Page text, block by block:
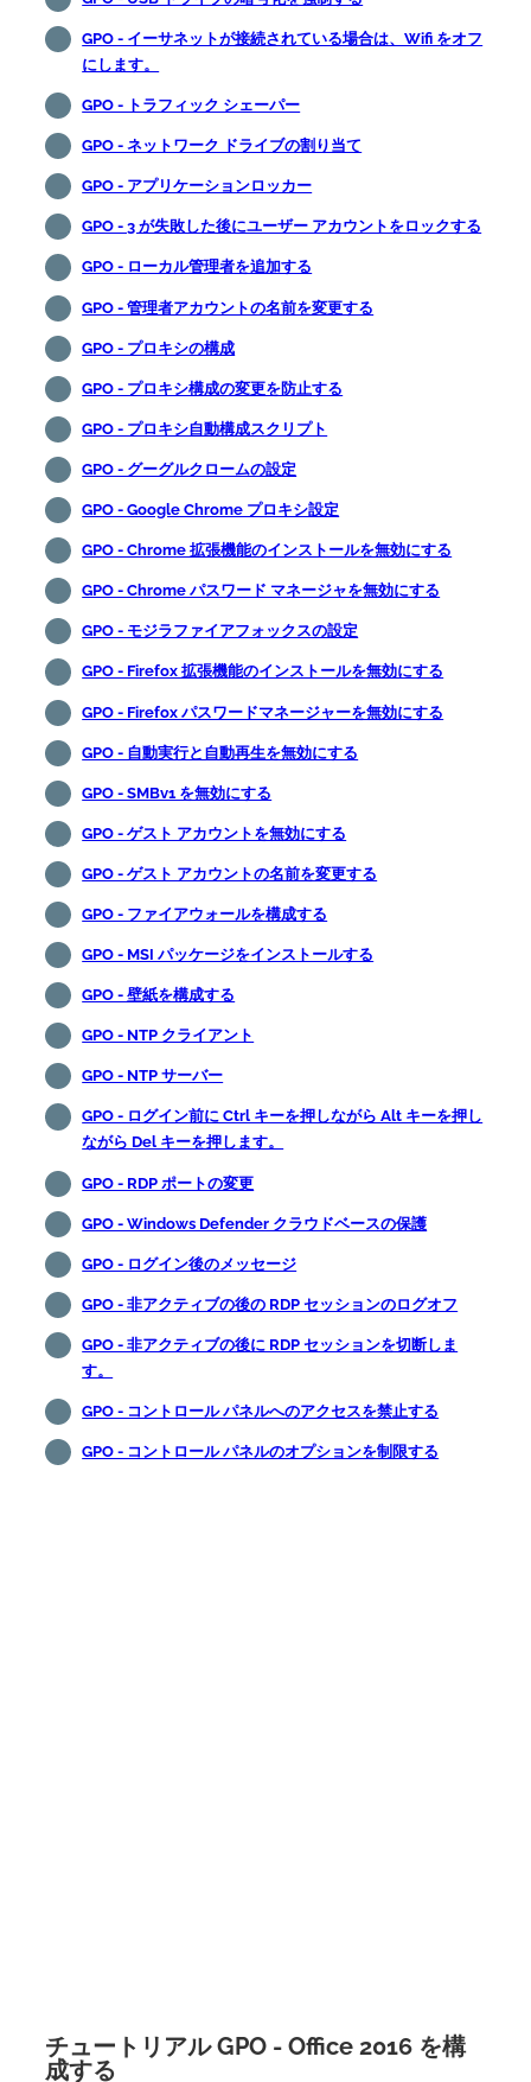
GPO - イーサネットが接続されている場合は、Wifi をオフ
にします。
GPO - トラフィック シェーパー
GPO - ネットワーク ドライブの割り当て
GPO - アプリケーションロッカー
GPO - 3 が失敗した後にユーザー アカウントをロックする
GPO - ローカル管理者を追加する
GPO - 管理者アカウントの名前を変更する
GPO - プロキシの構成
GPO - プロキシ構成の変更を防止する
GPO - プロキシ自動構成スクリプト
GPO - グーグルクロームの設定
GPO - Google Chrome プロキシ設定
GPO - Chrome 拡張機能のインストールを無効にする
GPO - Chrome パスワード マネージャを無効にする
GPO - モジラファイアフォックスの設定
GPO - Firefox 拡張機能のインストールを無効にする
GPO - Firefox パスワードマネージャーを無効にする
GPO - 自動実行と自動再生を無効にする
GPO - SMBv1 を無効にする
GPO - ゲスト アカウントを無効にする
GPO - ゲスト アカウントの名前を変更する
GPO - ファイアウォールを構成する
GPO - MSI パッケージをインストールする
GPO - 壁紙を構成する
GPO - NTP クライアント
GPO - NTP サーバー
GPO - ログイン前に Ctrl キーを押しながら Alt キーを押し
ながら Del キーを押します。
GPO - RDP ポートの変更
GPO - Windows Defender クラウドベースの保護
GPO - ログイン後のメッセージ
GPO - 非アクティブの後の RDP セッションのログオフ
GPO - 非アクティブの後に RDP セッションを切断しま
す。
GPO - コントロール パネルへのアクセスを禁止する
GPO - コントロール パネルのオプションを制限する
チュートリアル GPO - Office 2016 を構
成する